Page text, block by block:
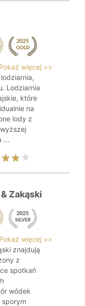
Pokaż więcej >>
Lodziarnia
które
na
lody z
...
Zakąski
Pokaż więcej >>
znajdują
z
spotkań
wódek
sporym